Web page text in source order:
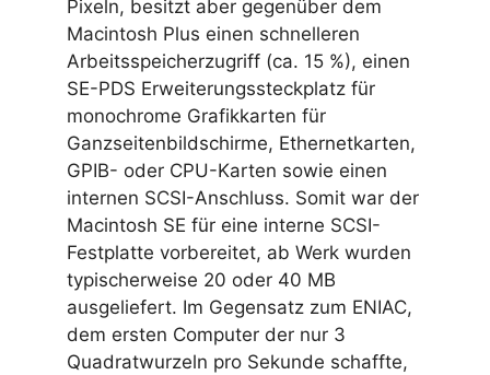
Pixeln, besitzt aber gegenüber dem
Macintosh Plus einen schnelleren
Arbeitsspeicherzugriff (ca. 15 %), einen
SE-PDS Erweiterungssteckplatz für
monochrome Grafikkarten für
Ganzseitenbildschirme, Ethernetkarten,
GPIB- oder CPU-Karten sowie einen
internen SCSI-Anschluss. Somit war der
Macintosh SE für eine interne SCSI-
Festplatte vorbereitet, ab Werk wurden
typischerweise 20 oder 40 MB
ausgeliefert. Im Gegensatz zum ENIAC,
dem ersten Computer der nur 3
Quadratwurzeln pro Sekunde schaffte,